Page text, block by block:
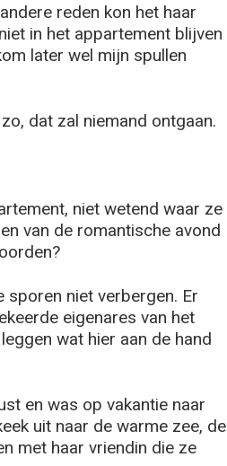
reden kon het haar
in het appartement blijven
later wel mijn spullen
dat zal niemand ontgaan.
niet wetend waar ze
van de romantische avond
sporen niet verbergen. Er
eigenares van het
wat hier aan de hand
en was op vakantie naar
uit naar de warme zee, de
met haar vriendin die ze